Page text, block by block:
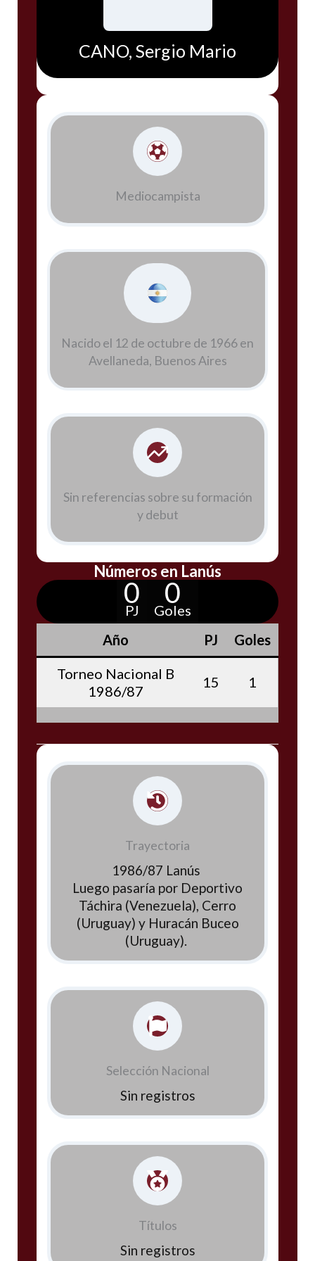
CANO, Sergio Mario
Mediocampista
Nacido el 12 de octubre de 1966 en
Avellaneda, Buenos Aires
Sin referencias sobre su formación
y debut
Números en Lanús
0
PJ
0
Goles
Año
PJ
Goles
Torneo Nacional B
1986/87
15 1
Trayectoria
1986/87 Lanús
Luego pasaría por Deportivo
Táchira (Venezuela), Cerro
(Uruguay) y Huracán Buceo
(Uruguay).
Selección Nacional
Sin registros
Títulos
Sin registros